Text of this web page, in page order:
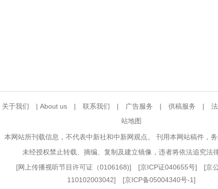
关于我们 | About us | 联系我们 | 广告服务 | 供稿服务 |
站地图
本网站所刊载信息，不代表中新社和中新网观点。 刊用本网站稿件，
未经授权禁止转载、摘编、复制及建立镜像，违者将依法追究法
[网上传播视听节目许可证（0106168)] [京ICP证040655号] [京
110102003042] [京ICP备05004340号-1]